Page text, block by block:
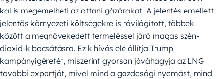
kal is megemelheti az ottani gázárakat. A jelentés emellett
jelentős környezeti költségekre is rávilágított, többek
között a megnövekedett termeléssel járó magas szén-
dioxid-kibocsátásra. Ez kihívás elé állítja Trump
kampányígéretét, miszerint gyorsan jóváhagyja az LNG
további exportját, mivel mind a gazdasági nyomást, mind